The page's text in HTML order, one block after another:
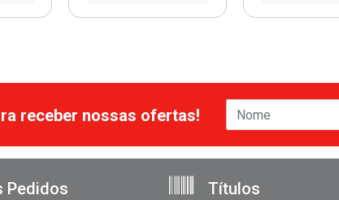
receber nossas ofertas!
Pedidos Títulos